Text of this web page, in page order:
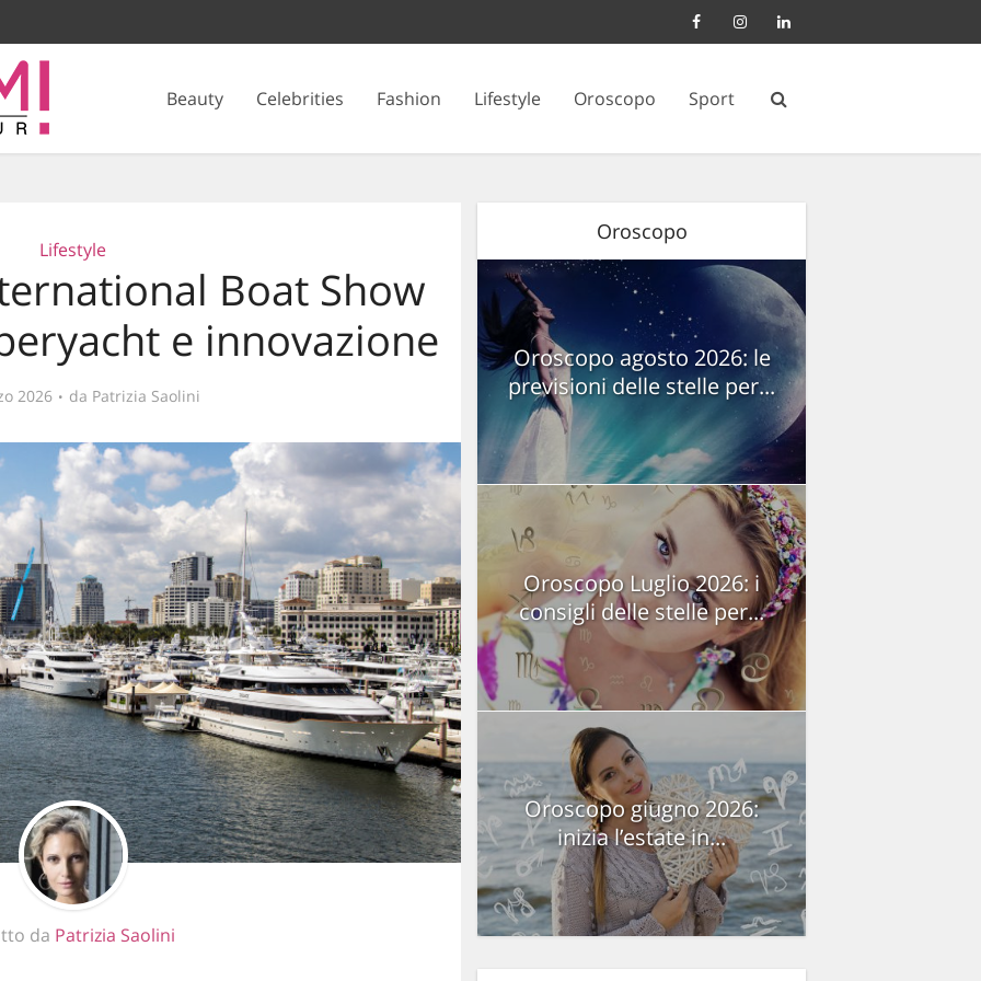
Beauty Celebrities Fashion Lifestyle Oroscopo Sport
Lifestyle
Boat Show
e innovazione
2026 da Patrizia Saolini
da Patrizia Saolini
Oroscopo
Oroscopo agosto 2026: le
previsioni delle stelle per...
Oroscopo Luglio 2026: i
consigli delle stelle per...
Oroscopo giugno 2026:
inizia l’estate in...